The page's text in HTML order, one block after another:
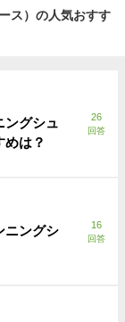
ス） の人気おすす
ングシュ
めは？
26
回答
ニングシ
16
回答